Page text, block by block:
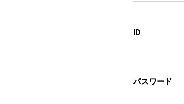
ID
パスワード